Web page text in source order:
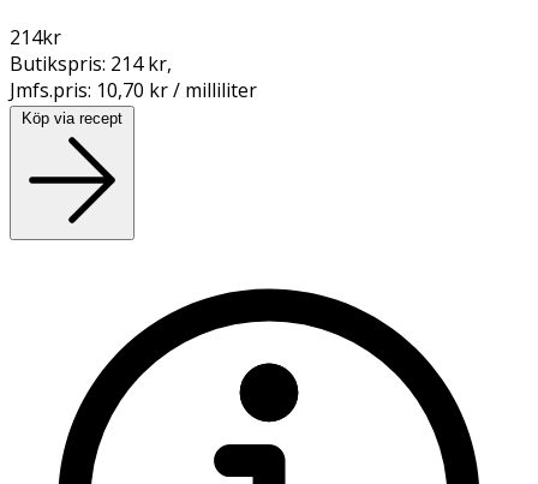
214kr
Butikspris: 214 kr,
Jmfs.pris: 10,70 kr / milliliter
Köp via recept